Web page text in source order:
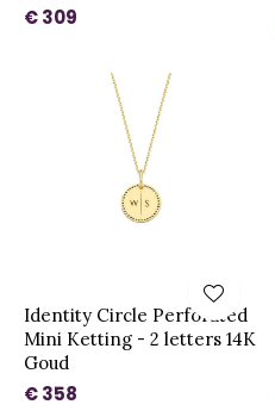
€ 309
Identity Circle Perforated
Mini Ketting - 2 letters 14K
Goud
€ 358